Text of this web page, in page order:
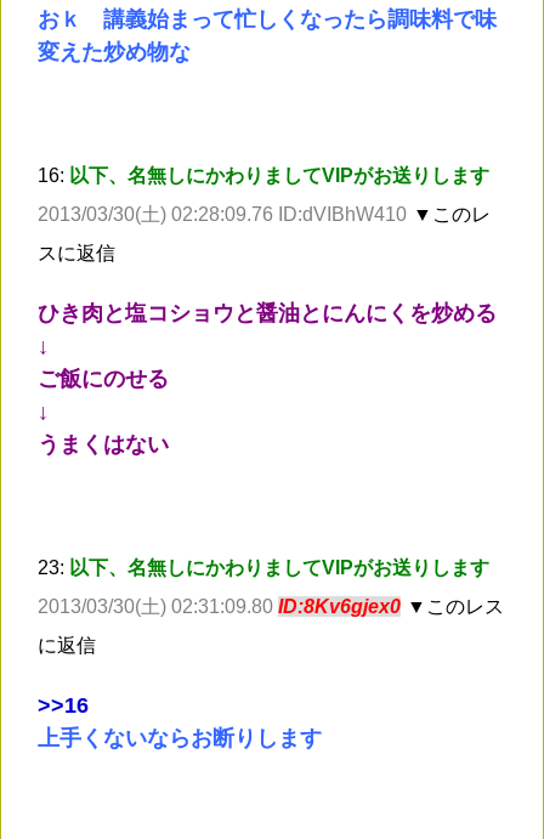
おｋ 講義始まって忙しくなったら調味料で味
変えた炒め物な
16: 以下、名無しにかわりましてVIPがお送りします
2013/03/30(土) 02:28:09.76 ID:dVIBhW410 ▼このレ
スに返信
ひき肉と塩コショウと醤油とにんにくを炒める
↓
ご飯にのせる
↓
うまくはない
23: 以下、名無しにかわりましてVIPがお送りします
2013/03/30(土) 02:31:09.80 ID:8Kv6gjex0 ▼このレス
に返信
>>16
上手くないならお断りします